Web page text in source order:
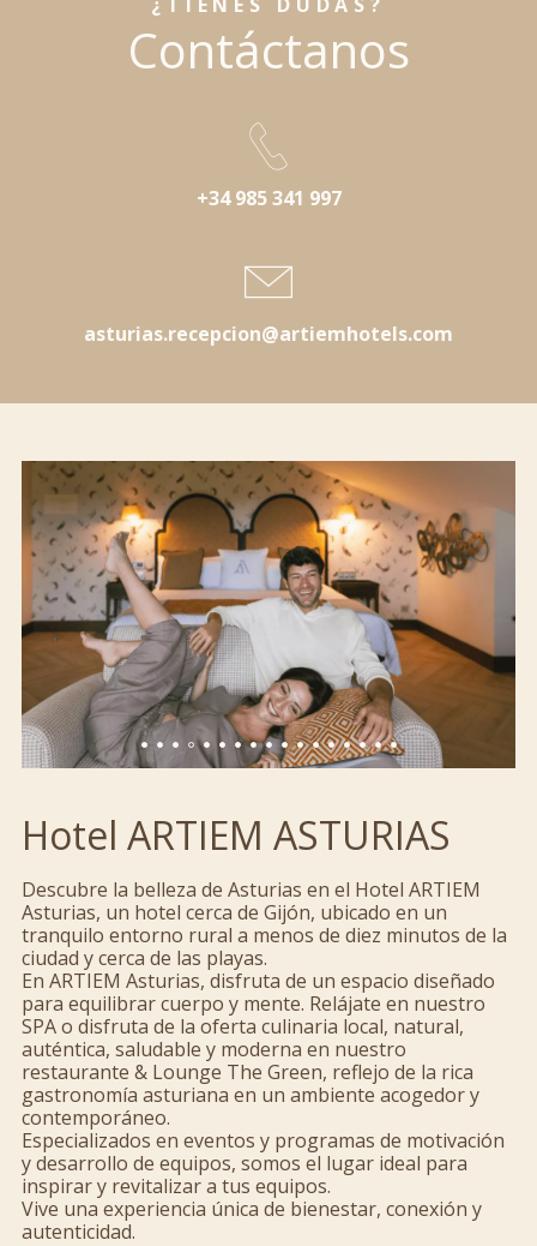
Contáctanos
+34 985 341 997
asturias.recepcion@artiemhotels.com
Hotel ARTIEM ASTURIAS
Descubre la belleza de Asturias en el Hotel ARTIEM
Asturias, un hotel cerca de Gijón, ubicado en un
tranquilo entorno rural a menos de diez minutos de la
ciudad y cerca de las playas.
En ARTIEM Asturias, disfruta de un espacio diseñado
para equilibrar cuerpo y mente. Relájate en nuestro
SPA o disfruta de la oferta culinaria local, natural,
auténtica, saludable y moderna en nuestro
restaurante & Lounge The Green, reflejo de la rica
gastronomía asturiana en un ambiente acogedor y
contemporáneo.
Especializados en eventos y programas de motivación
y desarrollo de equipos, somos el lugar ideal para
inspirar y revitalizar a tus equipos.
Vive una experiencia única de bienestar, conexión y
autenticidad.